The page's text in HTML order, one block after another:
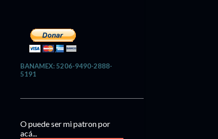
BANAMEX: 5206-9490-2888-
5191
O puede ser mi patron por
acá...